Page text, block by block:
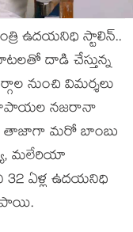
ఉద‌య‌నిధి స్టాలిన్‌..
దాడి చేస్తున్న
నుంచి విమ‌ర్శ‌లు
న‌జ‌రానా
తాజాగా మ‌రో బాంబు
మలేరియా
32 ఏళ్ల ఉద‌య‌నిధి